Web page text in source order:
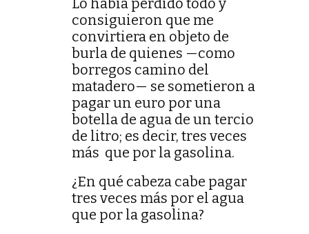
consiguieron que me
convirtiera en objeto de
burla de quienes —como
borregos camino del
matadero— se sometieron a
pagar un euro por una
botella de agua de un tercio
de litro; es decir, tres veces
más que por la gasolina.
¿En qué cabeza cabe pagar
tres veces más por el agua
que por la gasolina?